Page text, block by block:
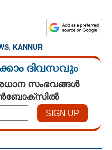
, KANNUR
ദിവസവും
സംഭവങ്ങൾ